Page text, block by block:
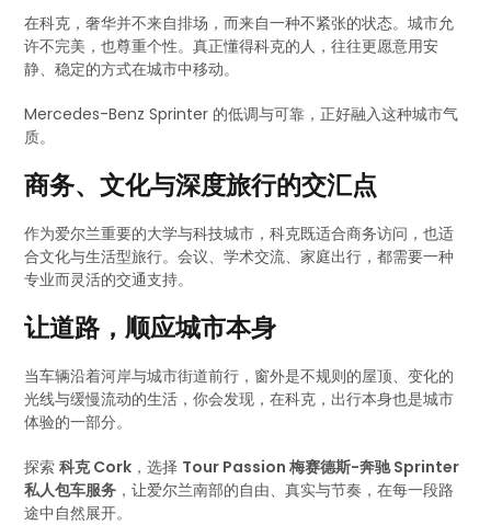
在科克，奢华并不来自排场，而来自一种不紧张的状态。城市允
许不完美，也尊重个性。真正懂得科克的人，往往更愿意用安
静、稳定的方式在城市中移动。
Mercedes-Benz Sprinter 的低调与可靠，正好融入这种城市气
质。
商务、文化与深度旅行的交汇点
作为爱尔兰重要的大学与科技城市，科克既适合商务访问，也适
合文化与生活型旅行。会议、学术交流、家庭出行，都需要一种
专业而灵活的交通支持。
让道路，顺应城市本身
当车辆沿着河岸与城市街道前行，窗外是不规则的屋顶、变化的
光线与缓慢流动的生活，你会发现，在科克，出行本身也是城市
体验的一部分。
探索科克 Cork ，选择 Tour Passion 梅赛德斯-奔驰 Sprinter
私人包车服务 ，让爱尔兰南部的自由、真实与节奏，在每一段路
途中自然展开。